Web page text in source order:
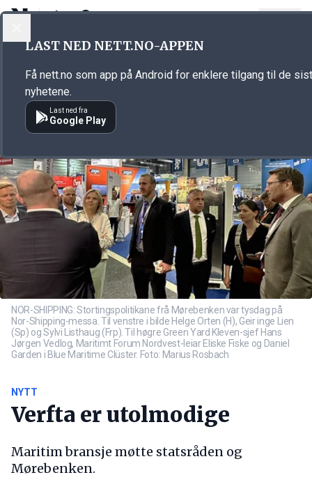
Annonsørinnhold
NOR-SHIPPING: Stortingspolitikane frå Mørebenken var tysdag på
Nor-Shipping-messa. Til venstre i bilde Helge Orten (H), Geir inge Lien
(Sp) og Sylvi Listhaug (Frp). Til høgre Green Yard Kleven-sjef Hans
Jørgen Vedlog, Maritimt Forum Nordvest-leiar Eliske Fiske og Daniel
Garden i Blue Maritime Clüster. Foto: Marius Rosbach
NYTT
Verfta er utolmodige
Maritim bransje møtte statsråden og
Mørebenken.
LAST NED NETT.NO-APPEN
Få nett.no som app på Android for enklere tilgang til de
nyhetene.
Last ned fra
Google Play